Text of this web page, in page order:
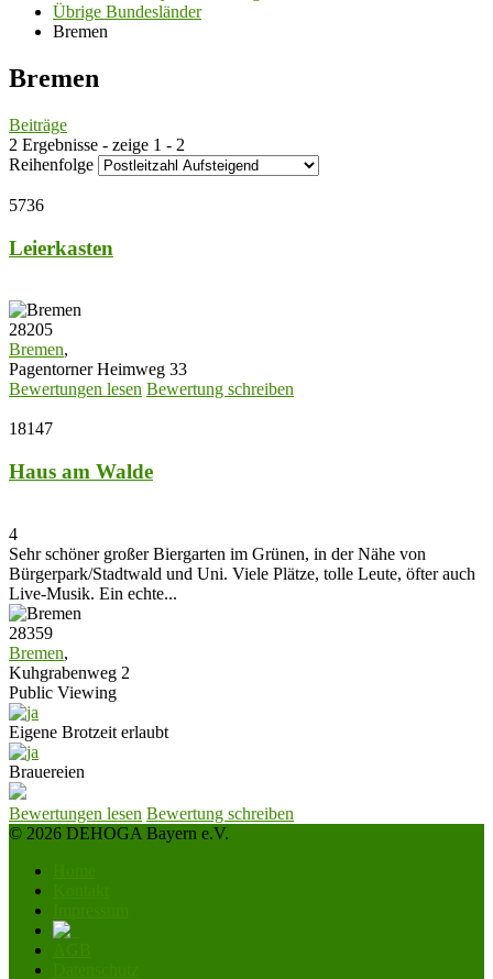
Übrige Bundesländer
Bremen
Bremen
Beiträge
2 Ergebnisse - zeige 1 - 2
Reihenfolge
5736
Leierkasten
28205
Bremen,
Pagentorner Heimweg 33
Bewertungen lesen Bewertung schreiben
18147
Haus am Walde
4
Sehr schöner großer Biergarten im Grünen, in der Nähe von
Bürgerpark/Stadtwald und Uni. Viele Plätze, tolle Leute, öfter auch
Live-Musik. Ein echte...
28359
Bremen,
Kuhgrabenweg 2
Public Viewing
Eigene Brotzeit erlaubt
Brauereien
Bewertungen lesen Bewertung schreiben
© 2026 DEHOGA Bayern e.V.